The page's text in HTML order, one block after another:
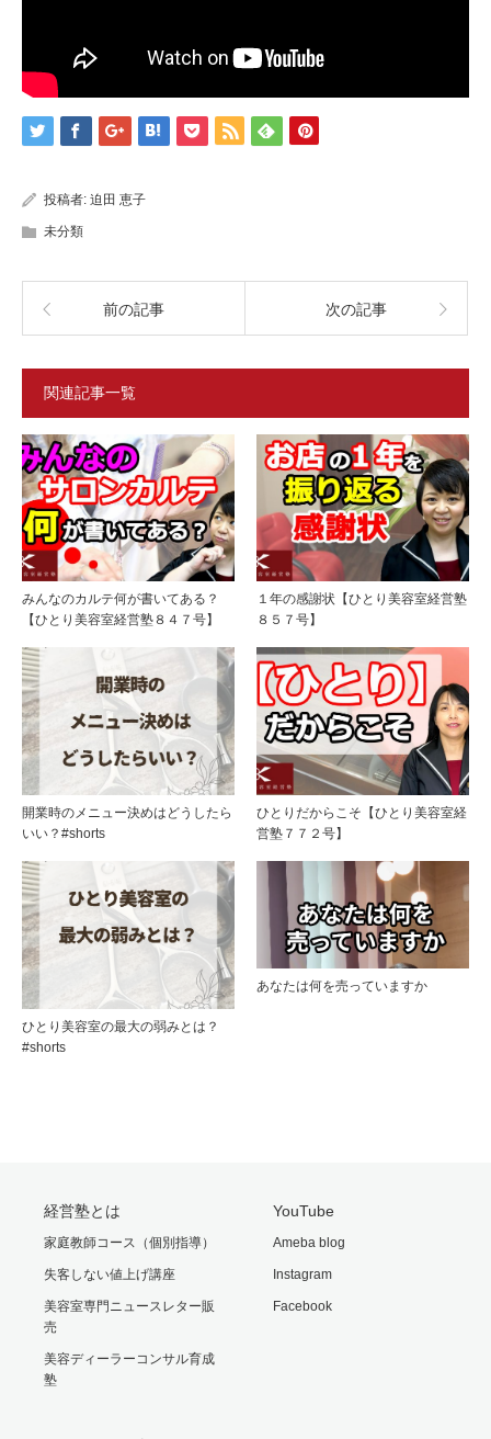
投稿者: 迫田 恵子
未分類
前の記事 次の記事
関連記事一覧
みんなのカルテ何が書いてある？
【ひとり美容室経営塾８４７号】
１年の感謝状【ひとり美容室経営塾
８５７号】
開業時のメニュー決めはどうしたら
いい？#shorts
ひとりだからこそ【ひとり美容室経
営塾７７２号】
ひとり美容室の最大の弱みとは？
#shorts
あなたは何を売っていますか
経営塾とは
家庭教師コース（個別指導）
失客しない値上げ講座
美容室専門ニュースレター販
売
美容ディーラーコンサル育成
塾
YouTube
Ameba blog
Instagram
Facebook